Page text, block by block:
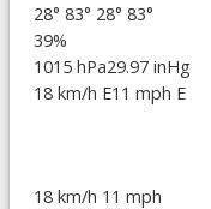
28° 83° 28° 83°
39%
1015 hPa29.97 inHg
18 km/h E11 mph E
18 km/h 11 mph